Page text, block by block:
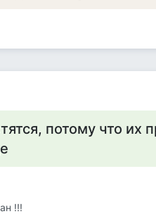
потому что их
!!!